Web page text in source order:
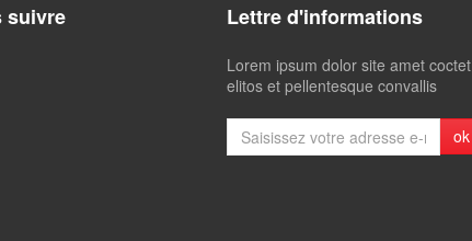
suivre Lettre d'informations
Lorem ipsum dolor site amet coctet
elitos et pellentesque convallis
ok